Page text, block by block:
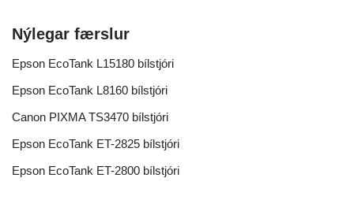
Nýlegar færslur
Epson EcoTank L15180 bílstjóri
Epson EcoTank L8160 bílstjóri
Canon PIXMA TS3470 bílstjóri
Epson EcoTank ET-2825 bílstjóri
Epson EcoTank ET-2800 bílstjóri